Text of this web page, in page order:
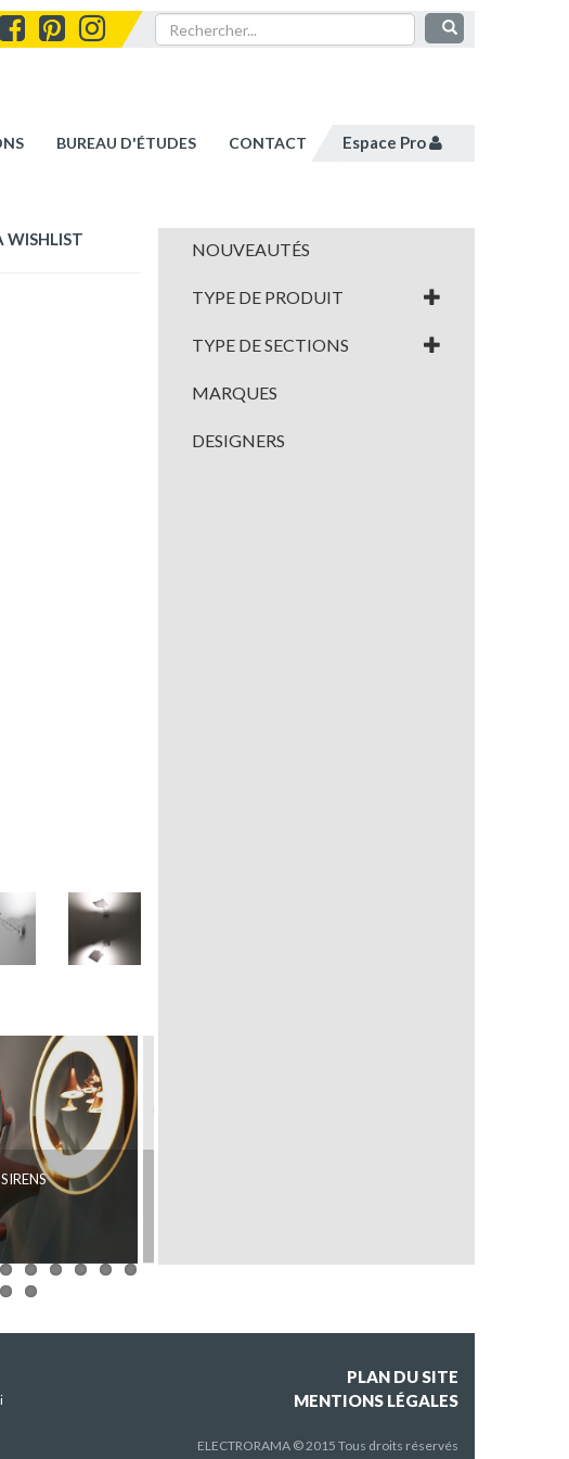
BUREAU D'ÉTUDES CONTACT Espace Pro
SIRENS
NOUVEAUTÉS
TYPE DE PRODUIT
TYPE DE SECTIONS
MARQUES
DESIGNERS
PLAN DU SITE
MENTIONS LÉGALES
ELECTRORAMA © 2015 Tous droits réservés